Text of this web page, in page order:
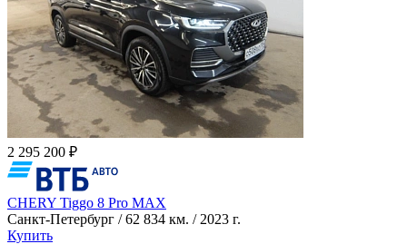
2 295 200 ₽
CHERY Tiggo 8 Pro MAX
Санкт-Петербург / 62 834 км. / 2023 г.
Купить